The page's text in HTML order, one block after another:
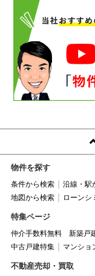
物件を探す
条件から検索 沿線・駅
地図から検索
ローンシ
特集ページ
仲介手数料無料 新築戸
中古戸建特集
マンショ
不動産売却・買取